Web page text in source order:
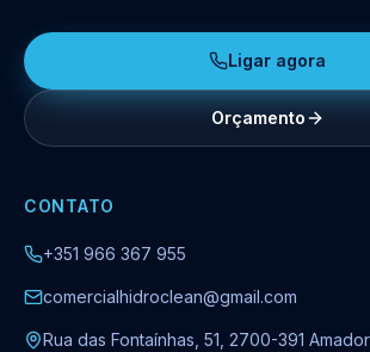
Ligar agora
Orçamento
CONTATO
+351 966 367 955
comercialhidroclean@gmail.com
Rua das Fontaínhas, 51, 2700-391